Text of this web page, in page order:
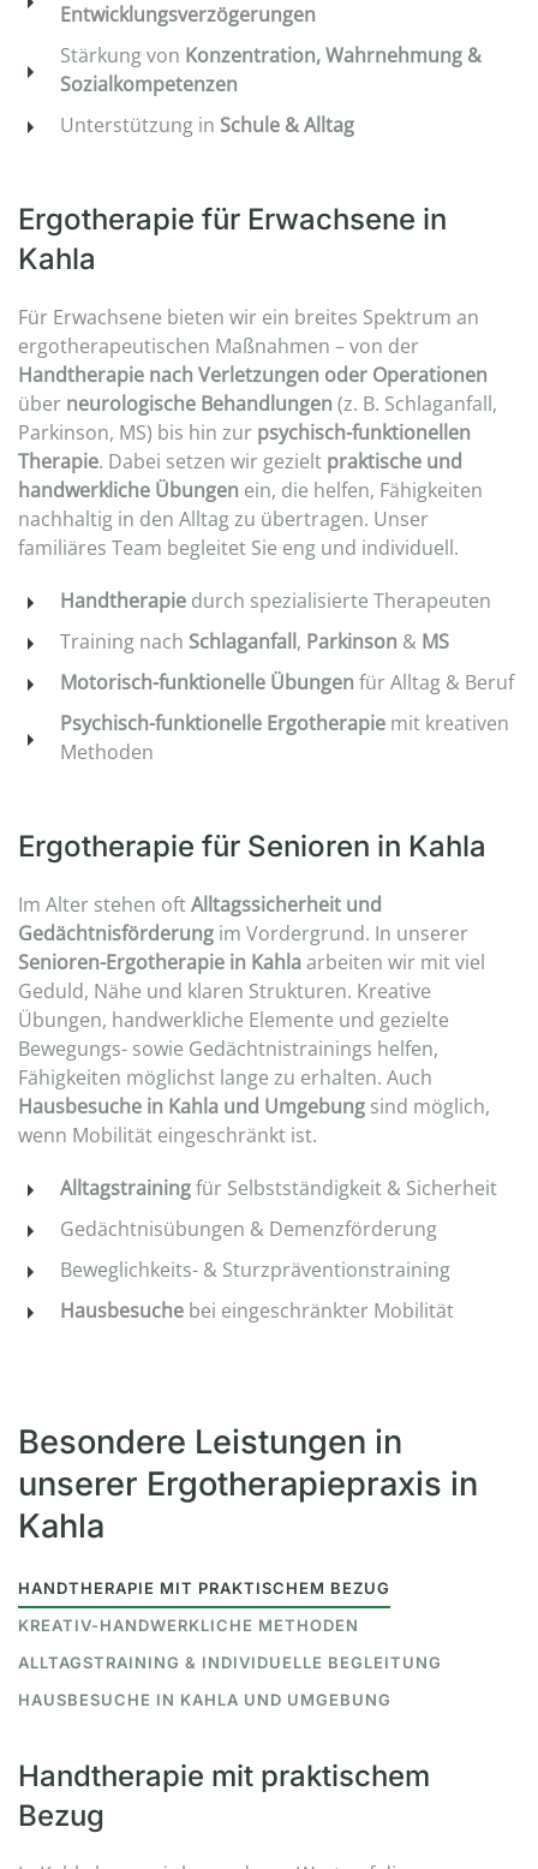
Entwicklungsverzögerungen
Stärkung von Konzentration, Wahrnehmung &
Sozialkompetenzen
Unterstützung in Schule & Alltag
Ergotherapie für Erwachsene in
Kahla
Für Erwachsene bieten wir ein breites Spektrum an
ergotherapeutischen Maßnahmen – von der
Handtherapie nach Verletzungen oder Operationen
über neurologische Behandlungen (z. B. Schlaganfall,
Parkinson, MS) bis hin zur psychisch-funktionellen
Therapie. Dabei setzen wir gezielt praktische und
handwerkliche Übungen ein, die helfen, Fähigkeiten
nachhaltig in den Alltag zu übertragen. Unser
familiäres Team begleitet Sie eng und individuell.
Handtherapie durch spezialisierte Therapeuten
Training nach Schlaganfall, Parkinson & MS
Motorisch-funktionelle Übungen für Alltag & Beruf
Psychisch-funktionelle Ergotherapie mit kreativen
Methoden
Ergotherapie für Senioren in Kahla
Im Alter stehen oftAlltagssicherheit und
Gedächtnisförderung im Vordergrund. In unserer
Senioren-Ergotherapie in Kahlaarbeiten wir mit viel
Geduld, Nähe und klaren Strukturen. Kreative
Übungen, handwerkliche Elemente und gezielte
Bewegungs- sowie Gedächtnistrainings helfen,
Fähigkeiten möglichst lange zu erhalten. Auch
Hausbesuche in Kahla und Umgebung sind möglich,
wenn Mobilität eingeschränkt ist.
Alltagstrainingfür Selbstständigkeit & Sicherheit
Gedächtnisübungen & Demenzförderung
Beweglichkeits- & Sturzpräventionstraining
Hausbesuche bei eingeschränkter Mobilität
Besondere Leistungen in
unserer Ergotherapiepraxis in
Kahla
HANDTHERAPIE MIT PRAKTISCHEM BEZUG
KREATIV-HANDWERKLICHE METHODEN
ALLTAGSTRAINING & INDIVIDUELLE BEGLEITUNG
HAUSBESUCHE IN KAHLA UND UMGEBUNG
Handtherapie mit praktischem
Bezug